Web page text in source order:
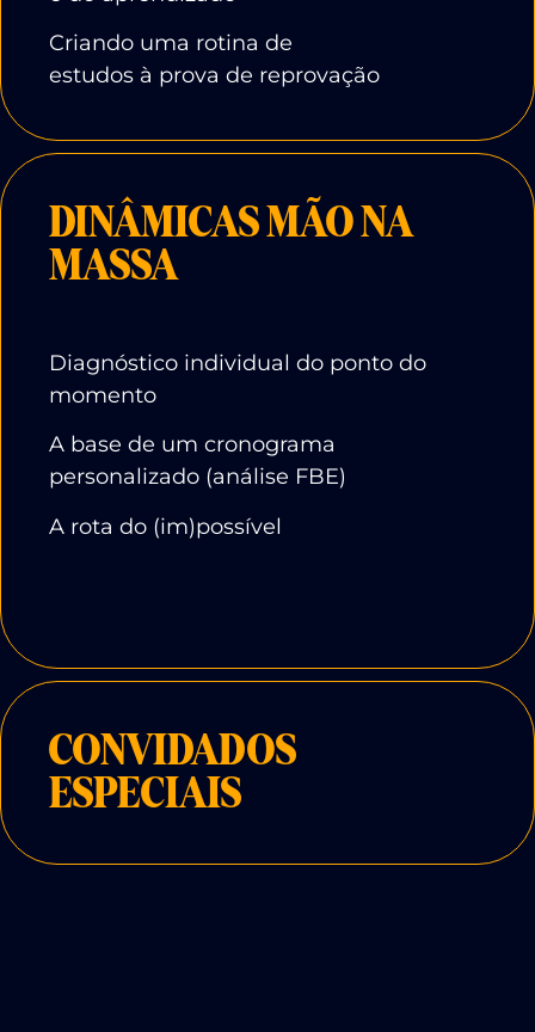
Criando uma rotina de
estudos à prova de reprovação
DINÂMICAS MÃO NA
MASSA
Diagnóstico individual do ponto do
momento
A base de um cronograma
personalizado (análise FBE)
A rota do (im)possível
CONVIDADOS
ESPECIAIS